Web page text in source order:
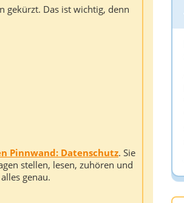
gekürzt. Das ist wichtig, denn
Pinnwand: Datenschutz. Sie
stellen, lesen, zuhören und
genau.